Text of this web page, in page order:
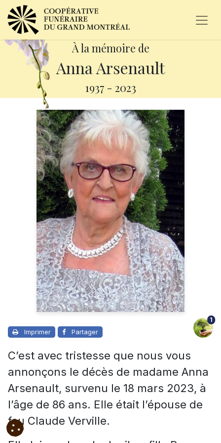
À la mémoire de
Anna Arsenault
1937 - 2023
Imprimer Partager
1
C’est avec tristesse que nous vous
annonçons le décès de madame Anna
Arsenault, survenu le 18 mars 2023, à
l’âge de 86 ans. Elle était l’épouse de
feu Claude Verville.